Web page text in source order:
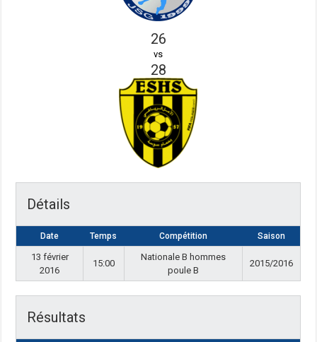
26
vs
28
Détails
Date Temps Compétition Saison
13 février
2016
15:00
Nationale B hommes
poule B
2015/2016
Résultats